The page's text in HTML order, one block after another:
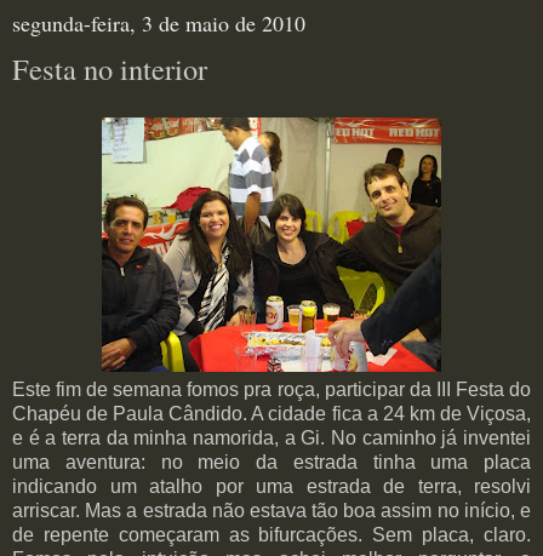
segunda-feira, 3 de maio de 2010
Festa no interior
Este fim de semana fomos pra roça, participar da III Festa do
Chapéu de Paula Cândido. A cidade fica a 24 km de Viçosa,
e é a terra da minha namorida, a Gi. No caminho já inventei
uma aventura: no meio da estrada tinha uma placa
indicando um atalho por uma estrada de terra, resolvi
arriscar. Mas a estrada não estava tão boa assim no início, e
de repente começaram as bifurcações. Sem placa, claro.